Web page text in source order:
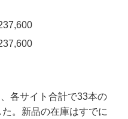
各サイト合計で33本の
。新品の在庫はすでに